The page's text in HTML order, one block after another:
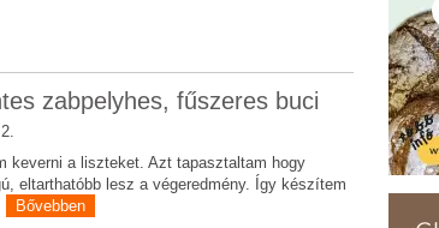
zabpelyhes, fűszeres buci
keverni a liszteket. Azt tapasztaltam hogy
eltarthatóbb lesz a végeredmény. Így készítem
Bővebben